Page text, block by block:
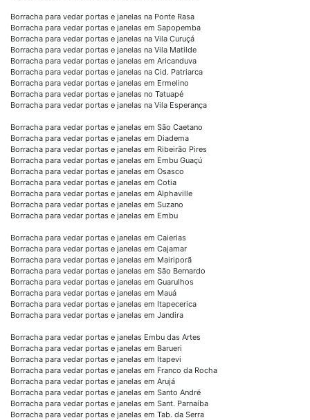
Borracha para vedar portas e janelas na Ponte Rasa
Borracha para vedar portas e janelas em Sapopemba
Borracha para vedar portas e janelas na Vila Curuçá
Borracha para vedar portas e janelas na Vila Matilde
Borracha para vedar portas e janelas em Aricanduva
Borracha para vedar portas e janelas na Cid. Patriarca
Borracha para vedar portas e janelas em Ermelino
Borracha para vedar portas e janelas no Tatuapé
Borracha para vedar portas e janelas na Vila Esperança
Borracha para vedar portas e janelas em São Caetano
Borracha para vedar portas e janelas em Diadema
Borracha para vedar portas e janelas em Ribeirão Pires
Borracha para vedar portas e janelas em Embu Guaçú
Borracha para vedar portas e janelas em Osasco
Borracha para vedar portas e janelas em Cotia
Borracha para vedar portas e janelas em Alphaville
Borracha para vedar portas e janelas em Suzano
Borracha para vedar portas e janelas em Embu
Borracha para vedar portas e janelas em Caierias
Borracha para vedar portas e janelas em Cajamar
Borracha para vedar portas e janelas em Mairiporã
Borracha para vedar portas e janelas em São Bernardo
Borracha para vedar portas e janelas em Guarulhos
Borracha para vedar portas e janelas em Mauá
Borracha para vedar portas e janelas em Itapecerica
Borracha para vedar portas e janelas em Jandira
Borracha para vedar portas e janelas Embu das Artes
Borracha para vedar portas e janelas em Barueri
Borracha para vedar portas e janelas em Itapevi
Borracha para vedar portas e janelas em Franco da Rocha
Borracha para vedar portas e janelas em Arujá
Borracha para vedar portas e janelas em Santo André
Borracha para vedar portas e janelas em Sant. Parnaíba
Borracha para vedar portas e janelas em Tab. da Serra